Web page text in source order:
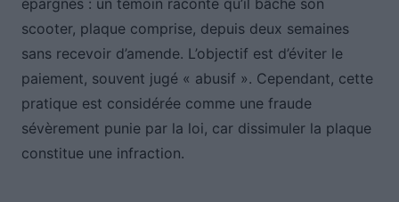
épargnés : un témoin raconte qu’il bâche son
scooter, plaque comprise, depuis deux semaines
sans recevoir d’amende. L’objectif est d’éviter le
paiement, souvent jugé « abusif ». Cependant, cette
pratique est considérée comme une fraude
sévèrement punie par la loi, car dissimuler la plaque
constitue une infraction.